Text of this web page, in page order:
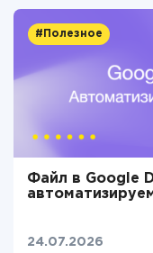
#Полезное
Файл в Google
24.07.2026